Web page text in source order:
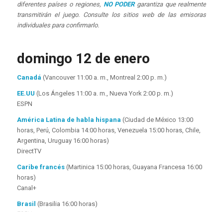
diferentes países o regiones, NO PODERgarantiza que realmente
transmitirán el juego. Consulte los sitios web de las emisoras
individuales para confirmarlo.
domingo 12 de enero
Canadá (Vancouver 11:00 a. m., Montreal 2:00 p. m.)
EE.UU (Los Ángeles 11:00 a. m., Nueva York 2:00 p. m.)
ESPN
América Latina de habla hispana (Ciudad de México 13:00
horas, Perú, Colombia 14:00 horas, Venezuela 15:00 horas, Chile,
Argentina, Uruguay 16:00 horas)
DirectTV
Caribe francés (Martinica 15:00 horas, Guayana Francesa 16:00
horas)
Canal+
Brasil (Brasilia 16:00 horas)